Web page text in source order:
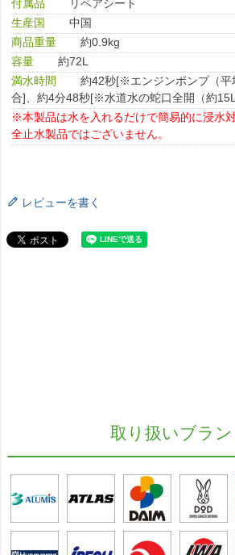
付属品
リペアシート
生産国
中国
商品重量
約0.9kg
容量
約72L
満水時間
約42秒[※エンジンポンプ（平
合]、約4分48秒[※水道水の蛇口全開（約
※本製品は水を入れるだけで簡易的に浸水
全止水製品ではございません。
レビューを書く
取り扱いブラン